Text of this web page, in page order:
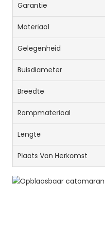
Garantie
Materiaal
Gelegenheid
Buisdiameter
Breedte
Rompmateriaal
Lengte
Plaats Van Herkomst